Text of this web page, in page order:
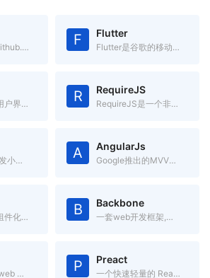
https://seajs.github.io/seajs/docs/ F Flutter
Flutter是谷歌的移动UI框架，可以快速在iOS和Android上构建高质量的原生用户界面。
一套用于构建用户界面的渐进式框架.简单却不失优雅,小巧而不乏大匠 R RequireJS
RequireJS是一个非常小巧的JavaScript模块载入框架,是AMD规范最好的实现者之一
使用 Vue.js 开发小程序的前端框架。 A AngularJs
Google推出的MVVM框架
让小程序支持组件化开发的框架 B Backbone
一套web开发框架,基于jQuery和underscore的一个前端js框架。
一个用于创建 web 应用的 JavaScript MVC 框架 P Preact
一个快速轻量的 React 替代方案，具有 ES6 API、组件化和虚拟 DOM